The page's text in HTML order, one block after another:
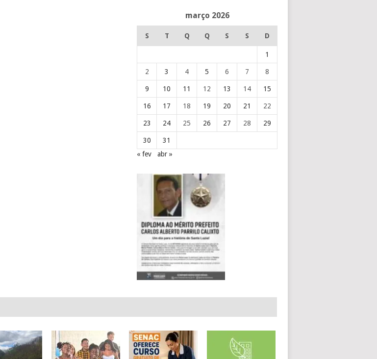
março 2026
S T Q Q S S D
1
2 3 4 5 6 7 8
9 10 11 12 13 14 15
16 17 18 19 20 21 22
23 24 25 26 27 28 29
30
31
« fev
abr »